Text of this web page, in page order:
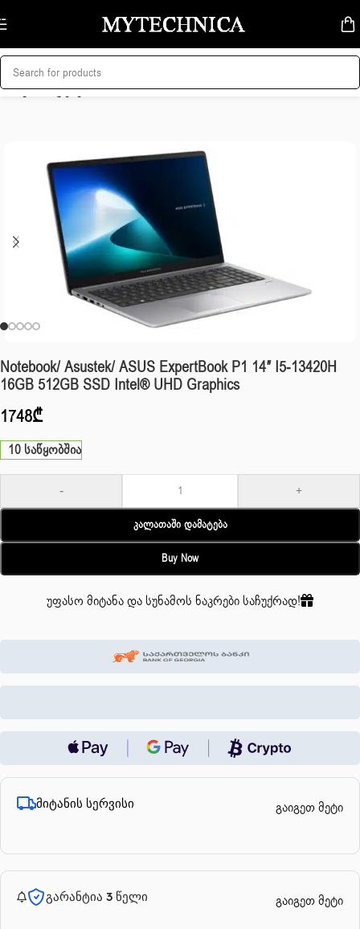
Skip to navigation
Skip to main content
მთავარი/ლეპტოპი
Notebook/ Asustek/ ASUS ExpertBook P1 14″ I5-13420H
16GB 512GB SSD Intel® UHD Graphics
1748₾
10 საწყობშია
- +
Კალათაში Დამატება
Buy Now
უფასო მიტანა და სუნამოს ნაკრები საჩუქრად!
მიტანის სერვისი გაიგეთ მეტი
გარანტია 3 წელი გაიგეთ მეტი